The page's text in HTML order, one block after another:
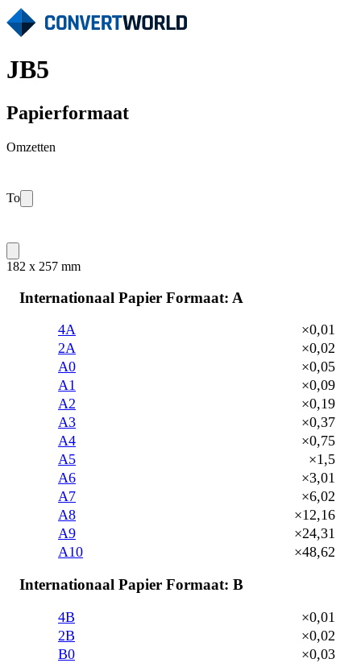
JB5
Papierformaat
Omzetten
To
182 x 257 mm
Internationaal Papier Formaat: A
4A
×0,01
2A
×0,02
A0
×0,05
A1
×0,09
A2
×0,19
A3
×0,37
A4
×0,75
A5
×1,5
A6
×3,01
A7
×6,02
A8
×12,16
A9
×24,31
A10
×48,62
Internationaal Papier Formaat: B
4B
×0,01
2B
×0,02
B0
×0,03